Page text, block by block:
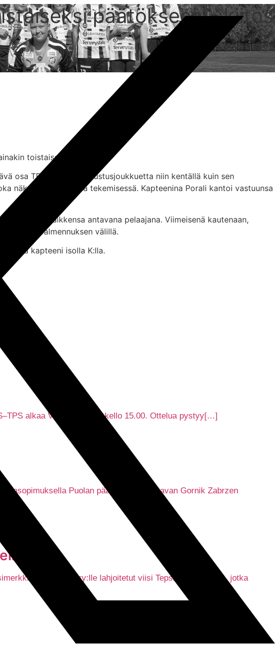
päätökseen – kiitos
toistaiseksi.
osa TPS:n naisten edustusjoukkuetta niin kentällä kuin sen
näkyi päivittäisessä tekemisessä. Kapteenina Porali kantoi vastuunsa
kaikkensa antavana pelaajana. Viimeisenä kautenaan,
ja valmennuksen välillä.
ja kapteeni isolla K:lla.
alkaa Väre Areenalla kello 15.00. Ottelua pystyy[…]
Puolan pääsarjassa pelaavan Gornik Zabrzen
on Tukenasi ry:lle lahjoitetut viisi Tepsin kausikorttia, jotka